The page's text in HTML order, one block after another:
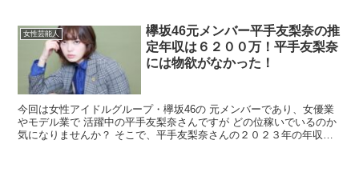
女性芸能人
欅坂46元メンバー平手友梨奈の推
定年収は６２００万！平手友梨奈
には物欲がなかった！
今回は女性アイドルグループ・欅坂46の 元メンバーであり、女優業
やモデル業で 活躍中の平手友梨奈さんですが どの位稼いでいるのか
気になりませんか？ そこで、平手友梨奈さんの２０２３年の年収に